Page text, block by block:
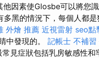
因素使Glosbe可以將您
多黑的情況下，每個人都是
外燴 推薦 近視雷射 seo點
中發現的。 記帳士 不補習
見症狀包括乳房敏感性和